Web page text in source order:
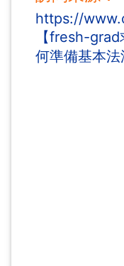
https://
【fresh-
何準備基本